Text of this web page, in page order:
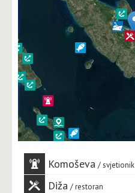
Komoševa svjetionik
Diža restoran